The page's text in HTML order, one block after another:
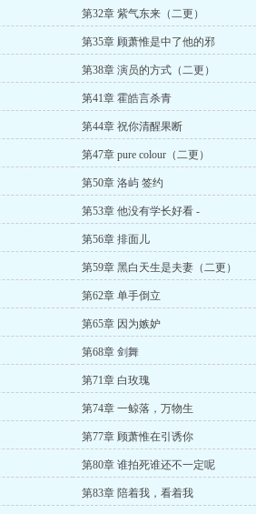
第32章 紫气东来（二更）
第35章 顾萧惟是中了他的邪
第38章 演员的方式（二更）
第41章 霍皓言杀青
第44章 祝你清醒果断
第47章 pure colour（二更）
第50章 洛屿 签约
第53章 他没有学长好看 -
第56章 排面儿
第59章 黑白天生是夫妻（二更）
第62章 单手倒立
第65章 因为嫉妒
第68章 剑舞
第71章 白玫瑰
第74章 一鲸落，万物生
第77章 顾萧惟在引诱你
第80章 谁拍死谁还不一定呢
第83章 陪着我，看着我